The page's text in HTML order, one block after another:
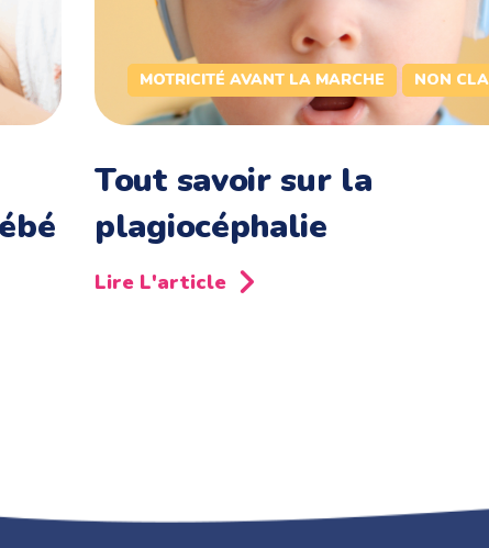
MOTRICITÉ AVANT LA MARCHE NON
Tout savoir sur la
plagiocéphalie
Lire L'article